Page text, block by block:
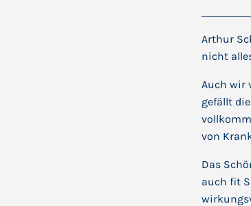
Arthur
nicht
Auch wir
gefällt
von
Das
auch fit